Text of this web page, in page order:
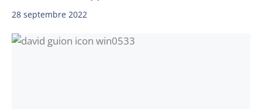
28 septembre 2022